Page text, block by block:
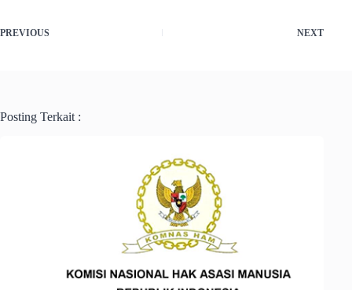
PREVIOUS NEXT
Posting Terkait :